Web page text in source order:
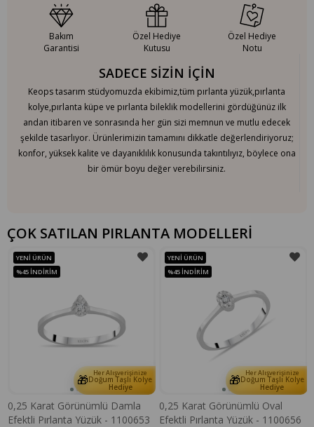
SADECE SİZİN İÇİN
Keops tasarım stüdyomuzda ekibimiz,tüm pırlanta yüzük,pırlanta
kolye,pırlanta küpe ve pırlanta bileklik modellerini gördüğünüz ilk
andan itibaren ve sonrasında her gün sizi memnun ve mutlu edecek
şekilde tasarlıyor. Ürünlerimizin tamamını dikkatle değerlendiriyoruz;
konfor, yüksek kalite ve dayanıklılık konusunda takıntılıyız, böylece ona
bir ömür boyu değer verebilirsiniz.
Bakım
Garantisi
Özel Hediye
Kutusu
Özel Hediye
Notu
ÇOK SATILAN PIRLANTA MODELLERİ
🎁 Her Alışverişinize
Doğum Taşlı Kolye
Hediye
0,25 Karat Görünümlü Damla
Efektli Pırlanta Yüzük - 1100653
YENI ÜRÜN
%45 İNDIRIM
🎁 Her Alışverişinize
Doğum Taşlı Kolye
Hediye
0,25 Karat Görünümlü Oval
Efektli Pırlanta Yüzük - 1100656
YENI ÜRÜN
%45 İNDIRIM